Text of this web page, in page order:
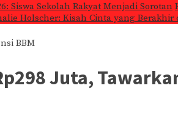
Siswa Sekolah Rakyat Menjadi Sorotan
Holscher: Kisah Cinta yang Berakhir
BBM
Juta,